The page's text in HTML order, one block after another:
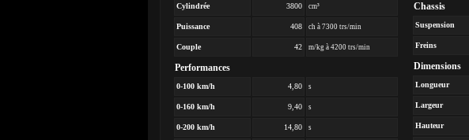
Cylindrée 3800 cm³
Puissance 408 ch à 7300 trs/min
Couple 42 m/kg à 4200 trs/min
Performances
0-100 km/h 4,80 s
0-160 km/h 9,40 s
0-200 km/h 14,80 s
Chassis
Suspension
Freins
Dimensions
Longueur
Largeur
Hauteur